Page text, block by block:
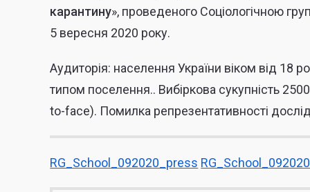
карантину», проведеного Соціологічною
5 вересня 2020 року.
Аудиторія: населення України віком від 18
типом поселення.. Вибіркова сукупність 2500
to-face). Помилка репрезентативності
RG_School_092020_press